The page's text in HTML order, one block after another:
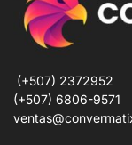
(+507) 2372952
(+507) 6806-9571